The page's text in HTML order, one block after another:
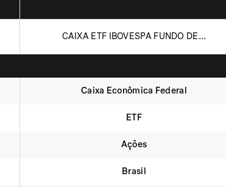
CAIXA ETF IBOVESPA FUNDO DE...
Caixa Econômica Federal
ETF
Ações
Brasil